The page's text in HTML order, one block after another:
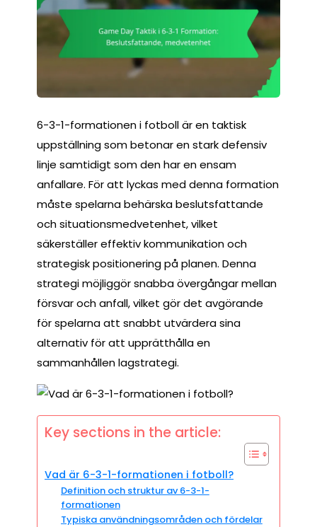
6-3-1-formationen i fotboll är en taktisk
uppställning som betonar en stark defensiv
linje samtidigt som den har en ensam
anfallare. För att lyckas med denna formation
måste spelarna behärska beslutsfattande
och situationsmedvetenhet, vilket
säkerställer effektiv kommunikation och
strategisk positionering på planen. Denna
strategi möjliggör snabba övergångar mellan
försvar och anfall, vilket gör det avgörande
för spelarna att snabbt utvärdera sina
alternativ för att upprätthålla en
sammanhållen lagstrategi.
Key sections in the article:
Vad är 6-3-1-formationen i fotboll?
Definition och struktur av 6-3-1-
formationen
Typiska användningsområden och fördelar